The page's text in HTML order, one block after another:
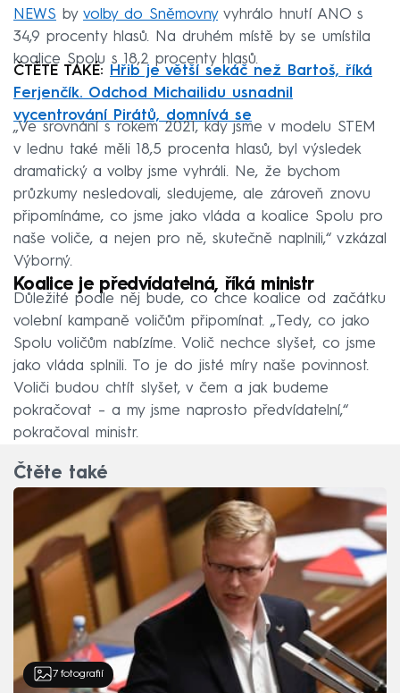
NEWS by volby do Sněmovnyvyhrálo hnutí ANO s
34,9 procenty hlasů. Na druhém místě by se umístila
koalice Spolu s 18,2 procenty hlasů.
ČTĚTE TAKÉ:
Hřib je větší sekáč než Bartoš, říká
Ferjenčík. Odchod Michailidu usnadnil
vycentrování Pirátů, domnívá se
„Ve srovnání s rokem 2021, kdy jsme v modelu STEM
v lednu také měli 18,5 procenta hlasů, byl výsledek
dramatický a volby jsme vyhráli. Ne, že bychom
průzkumy nesledovali, sledujeme, ale zároveň znovu
připomínáme, co jsme jako vláda a koalice Spolu pro
naše voliče, a nejen pro ně, skutečně naplnili,“ vzkázal
Výborný.
Koalice je předvídatelná, říká ministr
Důležité podle něj bude, co chce koalice od začátku
volební kampaně voličům připomínat. „Tedy, co jako
Spolu voličům nabízíme. Volič nechce slyšet, co jsme
jako vláda splnili. To je do jisté míry naše povinnost.
Voliči budou chtít slyšet, v čem a jak budeme
pokračovat – a my jsme naprosto předvídatelní,“
pokračoval ministr.
Čtěte také
7 fotografií